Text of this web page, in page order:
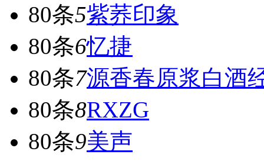
80条5紫荞印象
80条6忆捷
80条7源香春原浆白酒
80条8RXZG
80条9美声